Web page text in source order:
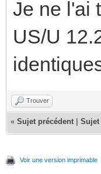
Je ne l'ai
US/U
Trouver
« Sujet précédent
Voir une version imprimable